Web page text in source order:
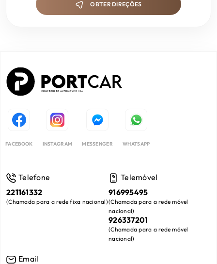
OBTER DIREÇÕES
FACEBOOK INSTAGRAM MESSENGER WHATSAPP
Telefone
221161332
(Chamada para a rede fixa nacional)
Telemóvel
916995495
(Chamada para a rede móvel
nacional)
926337201
(Chamada para a rede móvel
nacional)
Email